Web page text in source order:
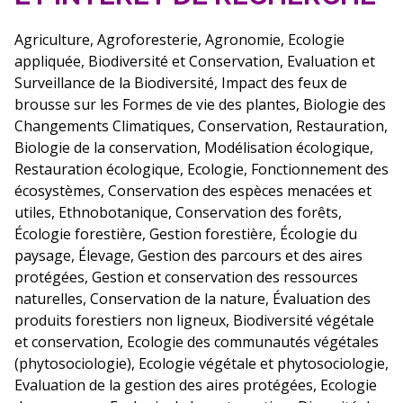
Agriculture, Agroforesterie, Agronomie, Ecologie
appliquée, Biodiversité et Conservation, Evaluation et
Surveillance de la Biodiversité, Impact des feux de
brousse sur les Formes de vie des plantes, Biologie des
Changements Climatiques, Conservation, Restauration,
Biologie de la conservation, Modélisation écologique,
Restauration écologique, Ecologie, Fonctionnement des
écosystèmes, Conservation des espèces menacées et
utiles, Ethnobotanique, Conservation des forêts,
Écologie forestière, Gestion forestière, Écologie du
paysage, Élevage, Gestion des parcours et des aires
protégées, Gestion et conservation des ressources
naturelles, Conservation de la nature, Évaluation des
produits forestiers non ligneux, Biodiversité végétale
et conservation, Ecologie des communautés végétales
(phytosociologie), Ecologie végétale et phytosociologie,
Evaluation de la gestion des aires protégées, Ecologie